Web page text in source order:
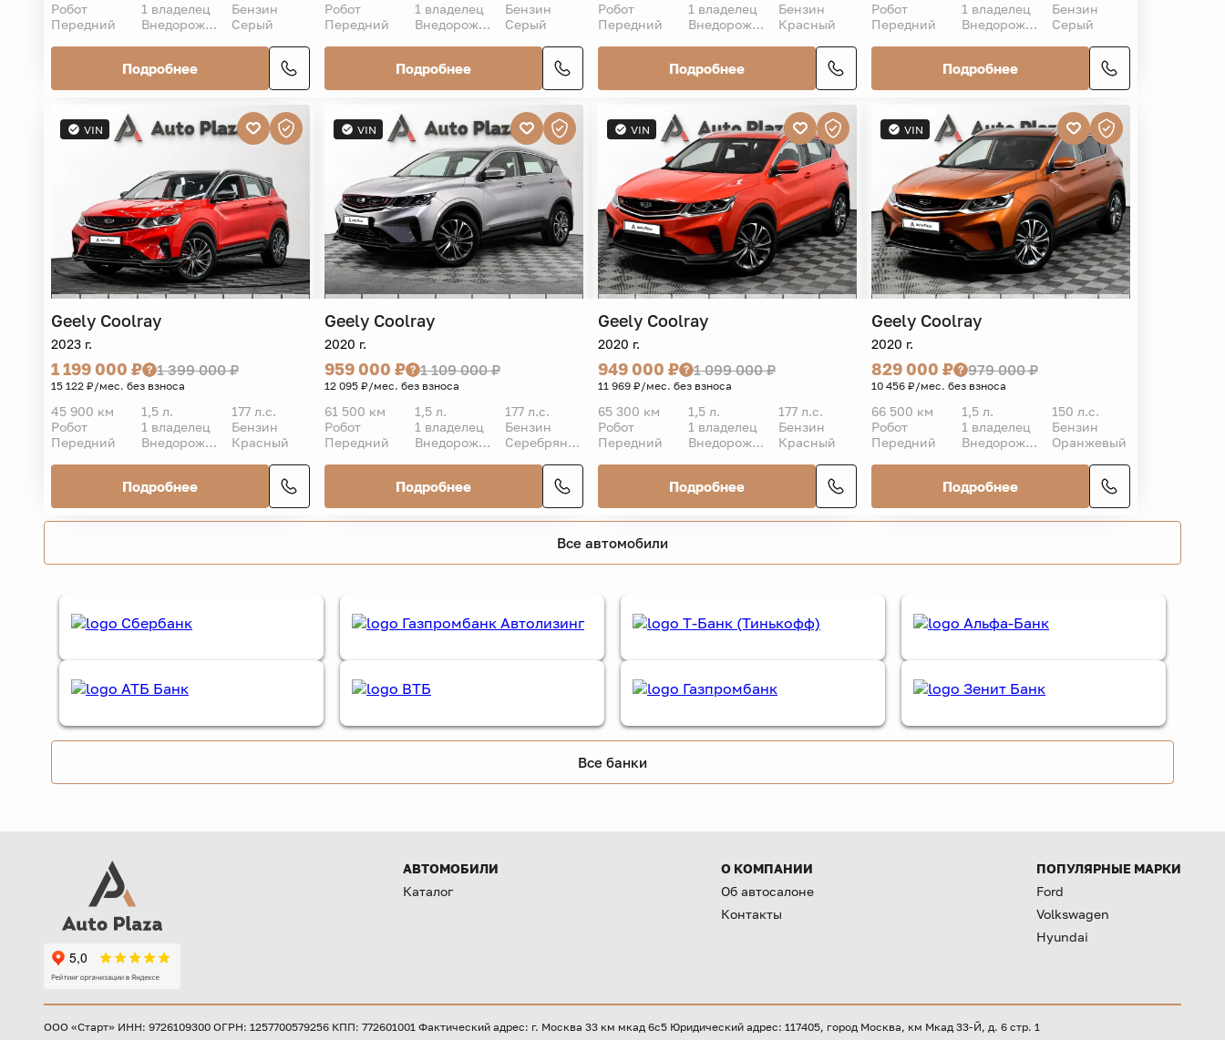
Робот
1 владелец
Бензин
Передний
Внедорожник 5 дв. Серый
Подробнее
Робот
1 владелец
Бензин
Передний
Внедорожник 5 дв. Серый
Подробнее
Робот
1 владелец
Бензин
Передний
Внедорожник 5 дв. Красный
Подробнее
Робот
1 владелец
Бензин
Передний
Внедорожник 5 дв. Серый
Подробнее
VIN
Geely Coolray
2023 г.
1 199 000 ₽ 1 399 000 ₽
15 122 ₽/мес. без взноса
45 900 км 1,5 л.
177 л.с.
Робот
1 владелец
Бензин
Передний
Внедорожник 5 дв. Красный
Подробнее
VIN
Geely Coolray
2020 г.
959 000 ₽ 1 109 000 ₽
12 095 ₽/мес. без взноса
61 500 км 1,5 л.
177 л.с.
Робот
1 владелец
Бензин
Передний
Внедорожник 5 дв. Серебряный
Подробнее
VIN
Geely Coolray
2020 г.
949 000 ₽ 1 099 000 ₽
11 969 ₽/мес. без взноса
65 300 км 1,5 л.
177 л.с.
Робот
1 владелец
Бензин
Передний
Внедорожник 5 дв. Красный
Подробнее
VIN
Geely Coolray
2020 г.
829 000 ₽ 979 000 ₽
10 456 ₽/мес. без взноса
66 500 км 1,5 л.
150 л.с.
Робот
1 владелец
Бензин
Передний
Внедорожник 5 дв. Оранжевый
Подробнее
Все автомобили
Все банки
АВТОМОБИЛИ
Каталог
О КОМПАНИИ
Об автосалоне
Контакты
ПОПУЛЯРНЫЕ МАРКИ
Ford
Volkswagen
Hyundai
ООО «Старт» ИНН: 9726109300 ОГРН: 1257700579256 КПП: 772601001 Фактический адрес: г. Москва 33 км мкад 6с5 Юридический адрес: 117405, город Москва, км Мкад 33-Й, д. 6 стр. 1